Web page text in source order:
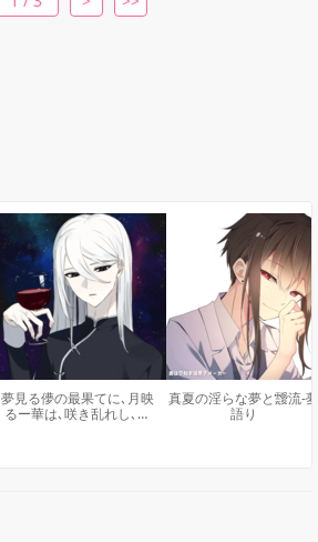
夢見る儚の最果てに､月映
るー華は､咲き乱れし､龍
真夏の淫らな夢と靉流-夢
語り